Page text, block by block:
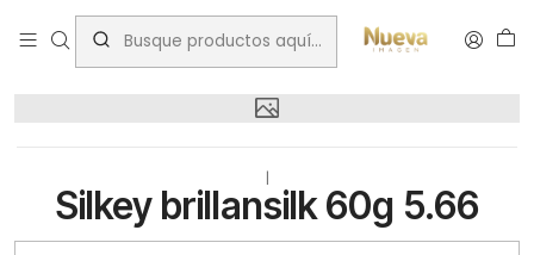
Inicio Silkey brillansilk 60g 5.66
|
Silkey brillansilk 60g 5.66